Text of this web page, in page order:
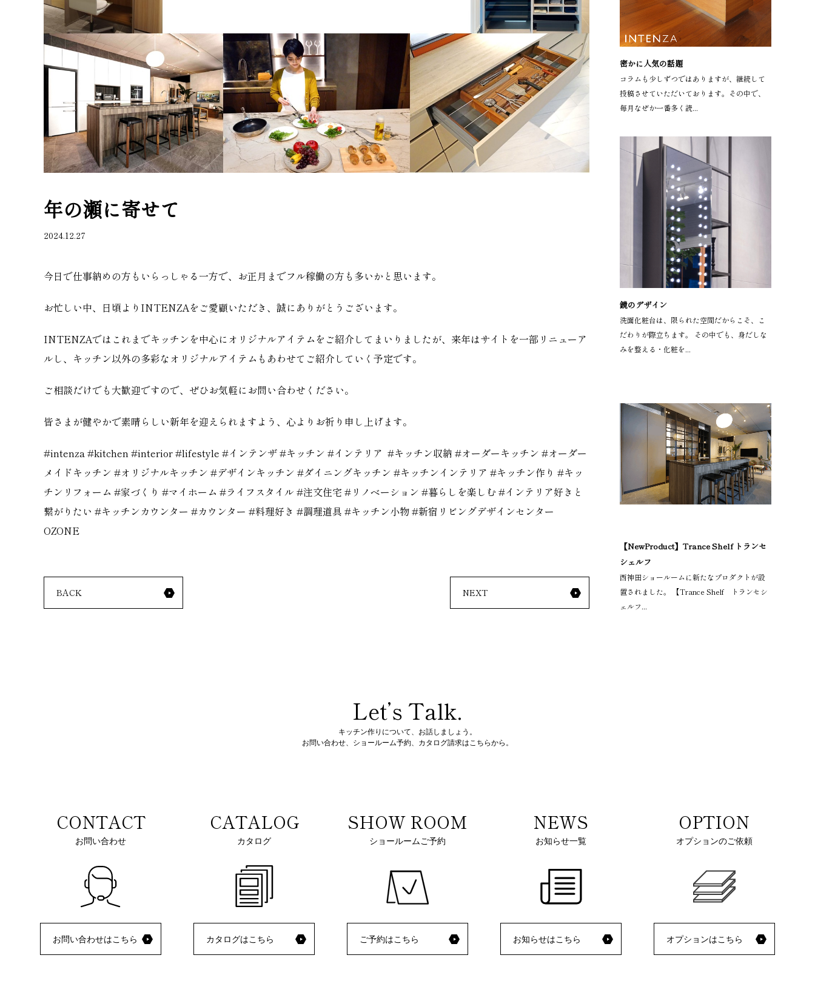
年の瀬に寄せて
2024.12.27
今日で仕事納めの方もいらっしゃる一方で、お正月までフル稼働の方も多いかと思います。
お忙しい中、日頃よりINTENZAをご愛顧いただき、誠にありがとうございます。
INTENZAではこれまでキッチンを中心にオリジナルアイテムをご紹介してまいりましたが、来年はサイトを一部リニューア
ルし、キッチン以外の多彩なオリジナルアイテムもあわせてご紹介していく予定です。
ご相談だけでも大歓迎ですので、ぜひお気軽にお問い合わせください。
皆さまが健やかで素晴らしい新年を迎えられますよう、心よりお祈り申し上げます。
#intenza#kitchen#interior#lifestyle #インテンザ#キッチン #インテリア #キッチン収納 #オーダーキッチン #オーダー
メイドキッチン #オリジナルキッチン #デザインキッチン #ダイニングキッチン #キッチンインテリア #キッチン作り #キッ
チンリフォーム #家づくり #マイホーム #ライフスタイル #注文住宅 # リノベーション #暮らしを楽しむ #インテリア好きと
繋がりたい #キッチンカウンター #カウンター #料理好き #調理道具 #キッチン小物#新宿リビングデザインセンター
OZONE
BACK NEXT
密かに人気の話題
コラムも少しずつではありますが、継続して
投稿させていただいております。その中で、
毎月なぜか一番多く読...
鏡のデザイン
洗面化粧台は、限られた空間だからこそ、こ
だわりが際立ちます。 その中でも、身だしな
みを整える・化粧を...
【NewProduct】Trance Shelf トランセ
シェルフ
西神田ショールームに新たなプロダクトが設
置されました。 【Trance Shelf トランセシ
ェルフ...
Let’s Talk.
キッチン作りについて、お話しましょう。
お問い合わせ、ショールーム予約、 カタログ請求はこちらから。
CONTACT
お問い合わせ
お問い合わせはこちら
CATALOG
カタログ
カタログはこちら
SHOW ROOM
ショールームご予約
ご予約はこちら
NEWS
お知らせ一覧
お知らせはこちら
OPTION
オプションのご依頼
オプションはこちら